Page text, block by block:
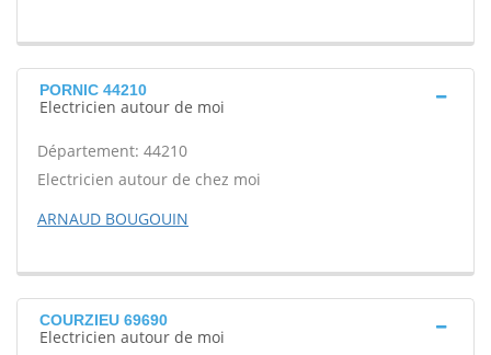
PORNIC 44210
Electricien autour de moi
Département: 44210
Electricien autour de chez moi
ARNAUD BOUGOUIN
COURZIEU 69690
Electricien autour de moi